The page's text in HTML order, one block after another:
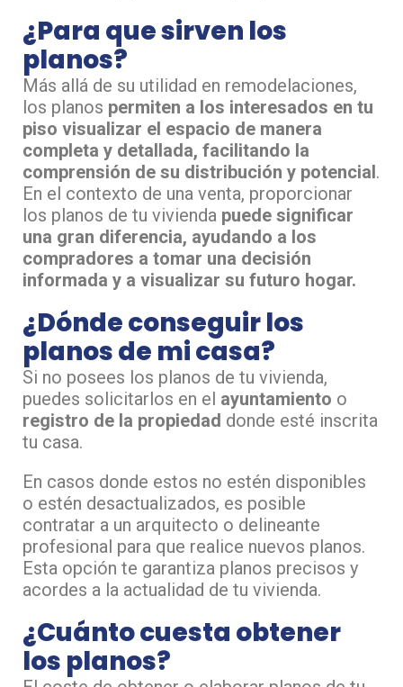
¿Para que sirven los
planos?
Más allá de su utilidad en remodelaciones,
los planos permiten a los interesados en tu
piso visualizar el espacio de manera
completa y detallada, facilitando la
comprensión de su distribución y potencial.
En el contexto de una venta, proporcionar
los planos de tu vivienda puede significar
una gran diferencia, ayudando a los
compradores a tomar una decisión
informada y a visualizar su futuro hogar.
¿Dónde conseguir los
planos de mi casa?
Si no posees los planos de tu vivienda,
puedes solicitarlos en el ayuntamiento o
registro de la propiedad donde esté inscrita
tu casa.
En casos donde estos no estén disponibles
o estén desactualizados, es posible
contratar a un arquitecto o delineante
profesional para que realice nuevos planos.
Esta opción te garantiza planos precisos y
acordes a la actualidad de tu vivienda.
¿Cuánto cuesta obtener
los planos?